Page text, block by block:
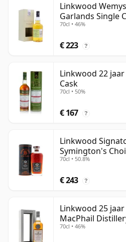
Linkwood
Garlands Single
70cl • 46%
€ 223 ?
Linkwood 22
Cask
70cl • 50%
€ 167 ?
Linkwood
Symington's
30 jaar oud
70cl • 50.8%
€ 243 ?
Linkwood 25
MacPhail
70cl • 46%